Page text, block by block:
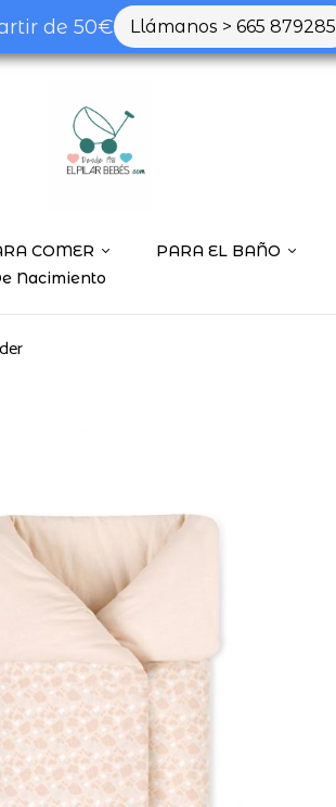
de 50€ Llámanos > 665 879285
COMER PARA EL BAÑO
Nacimiento